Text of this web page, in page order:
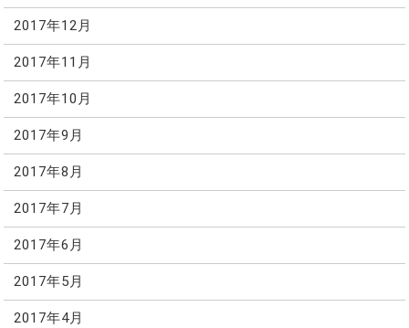
2017年12月
2017年11月
2017年10月
2017年9月
2017年8月
2017年7月
2017年6月
2017年5月
2017年4月